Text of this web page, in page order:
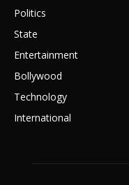
Politics
State
Entertainment
Bollywood
Technology
International